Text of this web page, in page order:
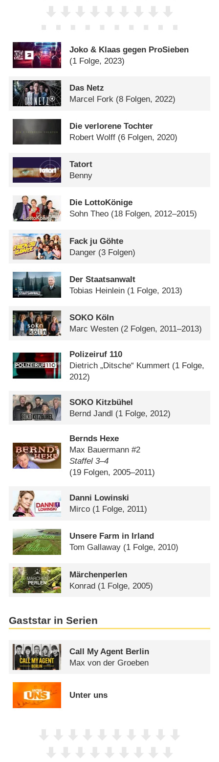
Joko & Klaas gegen ProSieben
(1 Folge, 2023)
Das Netz
Marcel Fork (8 Folgen, 2022)
Die verlorene Tochter
Robert Wolff (6 Folgen, 2020)
Tatort
Benny
Die LottoKönige
Sohn Theo (18 Folgen, 2012–2015)
Fack ju Göhte
Danger (3 Folgen)
Der Staatsanwalt
Tobias Heinlein (1 Folge, 2013)
SOKO Köln
Marc Westen (2 Folgen, 2011–2013)
Polizeiruf 110
Dietrich „Ditsche“ Kummert (1 Folge,
2012)
SOKO Kitzbühel
Bernd Jandl (1 Folge, 2012)
Bernds Hexe
Max Bauermann #2
Staffel 3⁠–⁠4
(19 Folgen, 2005–2011)
Danni Lowinski
Mirco (1 Folge, 2011)
Unsere Farm in Irland
Tom Gallaway (1 Folge, 2010)
Märchenperlen
Konrad (1 Folge, 2005)
Gaststar in Serien
Call My Agent Berlin
Max von der Groeben
Unter uns